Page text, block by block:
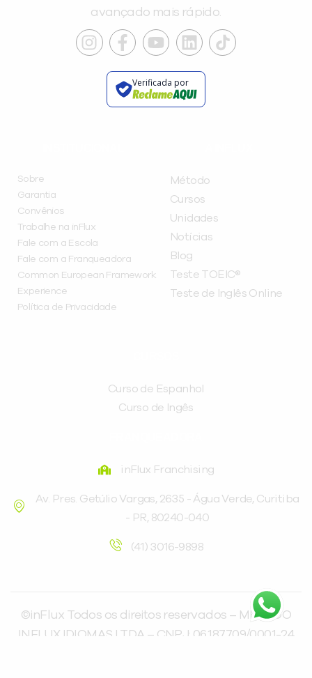
avançado mais rápido.
Verificada por
Sobre
Garantia
Convênios
Trabalhe na inFlux
Fale com a Escola
Fale com a Franqueadora
Common European Framework
Experience
Política de Privacidade
Método
Cursos
Unidades
Notícias
Blog
Teste TOEIC®
Teste de Inglês Online
Curso de Espanhol
Curso de Ingês
inFlux Franchising
Av. Pres. Getúlio Vargas, 2635 - Água Verde, Curitiba
- PR, 80240-040
(41) 3016-9898
©inFlux Todos os direitos reservados – METODO
INFLUX IDIOMAS LTDA – CNPJ: 06.187.709/0001-24